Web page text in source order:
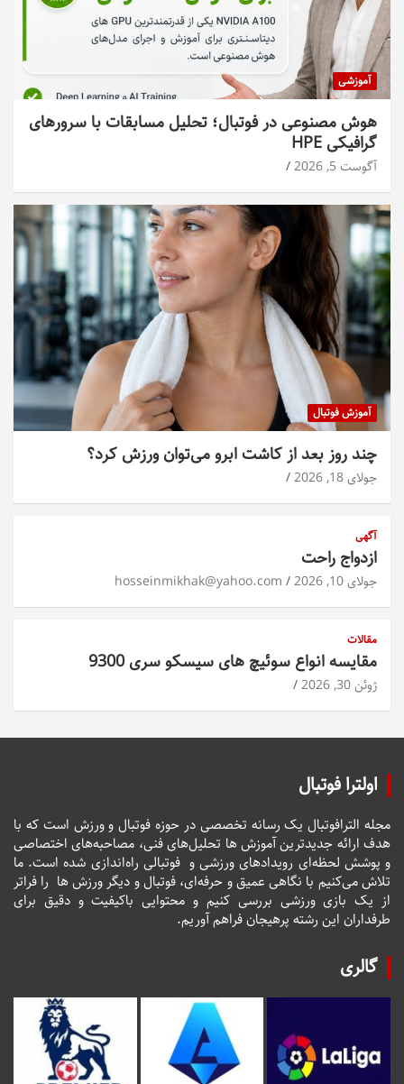
آموزشی
هوش مصنوعی در فوتبال؛ تحلیل مسابقات با سرورهای
گرافیکی HPE
آگوست 5, 2026
آموزش فوتبال
چند روز بعد از کاشت ابرو می‌توان ورزش کرد؟
جولای 18, 2026
آگهی
ازدواج راحت
جولای 10, 2026 hosseinmikhak@yahoo.com
مقالات
مقایسه انواع سوئیچ های سیسکو سری 9300
ژوئن 30, 2026
اولترا فوتبال
مجله الترافوتبال یک رسانه تخصصی در حوزه فوتبال و ورزش است که با
هدف ارائه جدیدترین آموزش ها تحلیل‌های فنی، مصاحبه‌های اختصاصی
و پوشش لحظه‌ای رویدادهای ورزشی و فوتبالی راه‌اندازی شده است. ما
تلاش می‌کنیم با نگاهی عمیق و حرفه‌ای، فوتبال و دیگر ورزش ها را فراتر
از یک بازی ورزشی بررسی کنیم و محتوایی باکیفیت و دقیق برای
طرفداران این رشته پرهیجان فراهم آوریم.
گالری